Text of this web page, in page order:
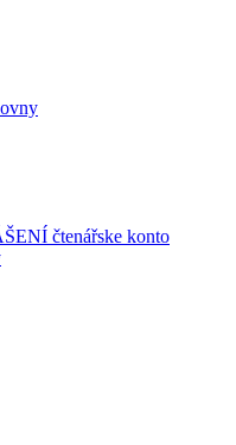
čtenářske konto